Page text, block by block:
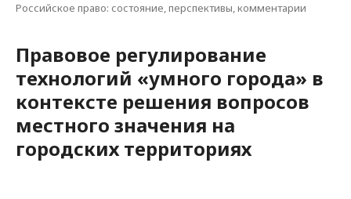
Российское право: состояние, перспективы, комментарии
Правовое регулирование
технологий «умного города» в
контексте решения вопросов
местного значения на
городских территориях